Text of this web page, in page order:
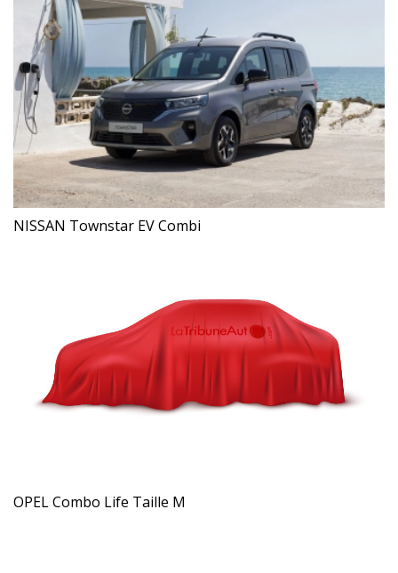
NISSAN Townstar EV Combi
OPEL Combo Life Taille M